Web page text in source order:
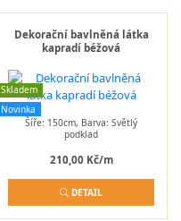
Dekorační bavlněná látka
kapradí béžová
Skladem
Novinka
Šíře: 150cm, Barva: Světlý
podklad
210,00 Kč/m
DETAIL